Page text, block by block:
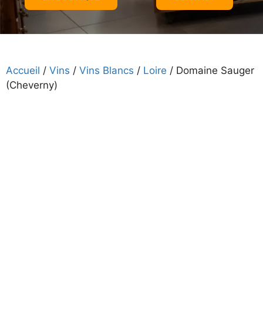
Accueil / Vins / Vins Blancs / Loire / Domaine Sauger
(Cheverny)